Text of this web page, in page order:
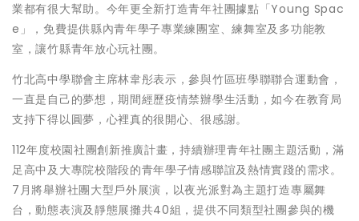
業都有很大幫助。今年更全新打造青年社團據點「Young Spac
e」，免費提供縣內青年學子專業練團室、練舞室及多功能教
室，讓竹縣青年放心玩社團。
竹北高中學聯會主席林韋彤表示，參與竹區班學聯聯合運動會，
一直是自己的夢想，期間經歷疫情禁辦學生活動，如今在教育局
支持下得以圓夢，心裡真的很開心、很感謝。
112年度校園社團創新推廣計畫，持續辦理青年社團主題活動，滿
足高中及大專院校階段的青年學子情感聯誼及熱情實踐的需求。
7月將舉辦社團大型戶外展演，以夜光派對為主題打造專屬舞
台，動態表演及靜態展攤共40組，提供不同類型社團參與的機